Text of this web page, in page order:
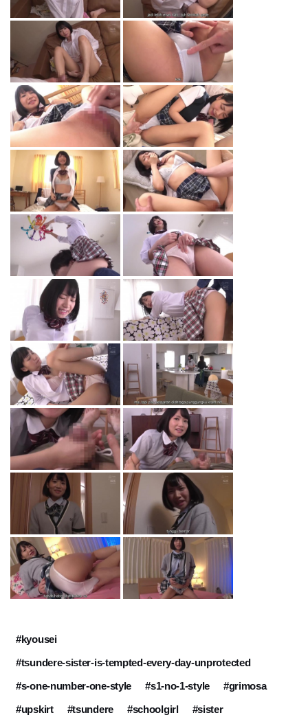
#kyousei
#tsundere-sister-is-tempted-every-day-unprotected
#s-one-number-one-style
#s1-no-1-style
#grimosa
#upskirt
#tsundere #schoolgirl #sister